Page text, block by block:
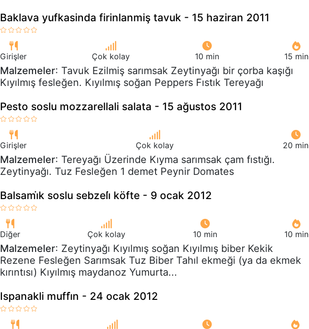
Baklava yufkasinda firinlanmiş tavuk - 15 haziran 2011
Girişler Çok kolay 10 min 15 min
Malzemeler: Tavuk Ezilmiş sarımsak Zeytinyağı bir çorba kaşığı
Kıyılmış fesleğen. Kıyılmış soğan Peppers Fıstık Tereyağı
Pesto soslu mozzarellali salata - 15 ağustos 2011
Girişler Çok kolay 20 min
Malzemeler: Tereyağı Üzerinde Kıyma sarımsak çam fıstığı.
Zeytinyağı. Tuz Fesleğen 1 demet Peynir Domates
Balsami̇k soslu sebzeli̇ köfte - 9 ocak 2012
Diğer Çok kolay 10 min 10 min
Malzemeler: Zeytinyağı Kıyılmış soğan Kıyılmış biber Kekik
Rezene Fesleğen Sarımsak Tuz Biber Tahıl ekmeği (ya da ekmek
kırıntısı) Kıyılmış maydanoz Yumurta...
Ispanakli muffi̇n - 24 ocak 2012